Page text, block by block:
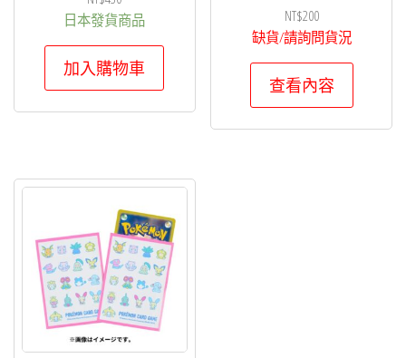
日本發貨商品
加入購物車
NT$200
缺貨/請詢問貨況
查看內容